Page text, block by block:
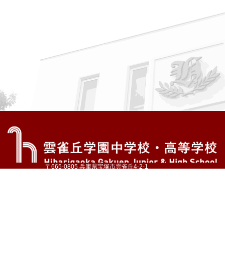
〒665-0805 兵庫県宝塚市雲雀丘4-2-1